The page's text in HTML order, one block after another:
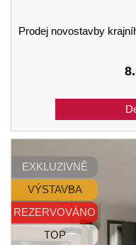
Prodej novostavby krajního řadového
EXKLUZIVNĚ
VÝSTAVBA
REZERVOVÁNO
TOP